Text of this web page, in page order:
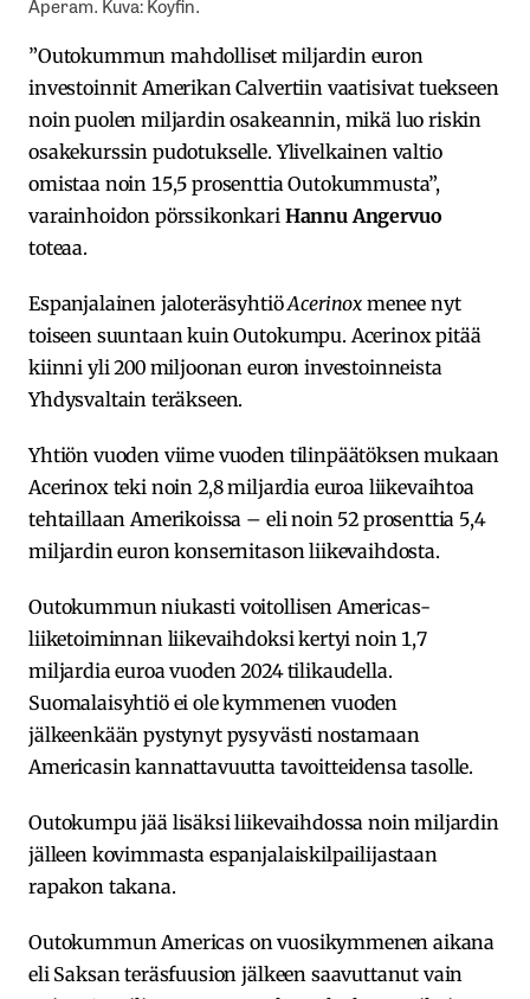
”Outokummun mahdolliset miljardin euron
investoinnit Amerikan Calvertiin vaatisivat tuekseen
noin puolen miljardin osakeannin, mikä luo riskin
osakekurssin pudotukselle. Ylivelkainen valtio
omistaa noin 15,5 prosenttia Outokummusta”,
varainhoidon pörssikonkari Hannu Angervuo
toteaa.
Espanjalainen jaloteräsyhtiöAcerinox menee nyt
toiseen suuntaan kuin Outokumpu. Acerinox pitää
kiinni yli 200 miljoonan euron investoinneista
Yhdysvaltain teräkseen.
Yhtiön vuoden viime vuoden tilinpäätöksen mukaan
Acerinox teki noin 2,8 miljardia euroa liikevaihtoa
tehtaillaan Amerikoissa – eli noin 52 prosenttia 5,4
miljardin euron konsernitason liikevaihdosta.
Outokummun niukasti voitollisen Americas-
liiketoiminnan liikevaihdoksi kertyi noin 1,7
miljardia euroa vuoden 2024 tilikaudella.
Suomalaisyhtiö ei ole kymmenen vuoden
jälkeenkään pystynyt pysyvästi nostamaan
Americasin kannattavuutta tavoitteidensa tasolle.
Outokumpu jää lisäksi liikevaihdossa noin miljardin
jälleen kovimmasta espanjalaiskilpailijastaan
rapakon takana.
Outokummun Americas on vuosikymmenen aikana
eli Saksan teräsfuusion jälkeen saavuttanut vain